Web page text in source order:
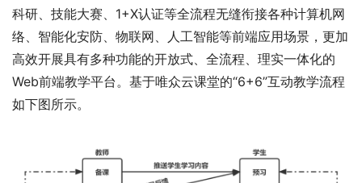
科研、技能大赛、1+X认证等全流程无缝衔接各种计算机网
络、智能化安防、物联网、人工智能等前端应用场景，更加
高效开展具有多种功能的开放式、全流程、理实一体化的
Web前端教学平台。基于唯众云课堂的“6+6”互动教学流程
如下图所示。